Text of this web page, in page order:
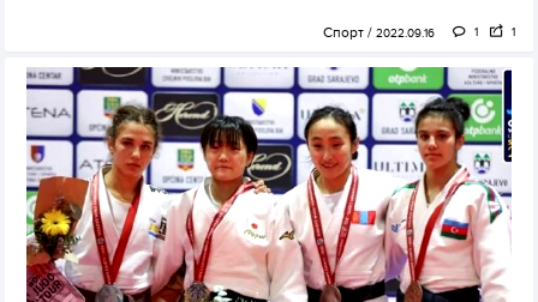
Спорт 2022.09.16 1 1